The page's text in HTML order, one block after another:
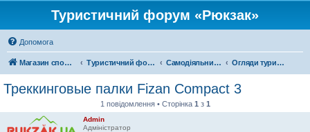
Туристичний форум «Рюкзак»
Допомога
Магазин спорядження Туристичний форум «Рюкзак» Самодіяльний туризм Огляди туристичного спорядження
Треккинговые палки Fizan Compact 3
1 повідомлення • Сторінка 1 з 1
Admin
Адміністратор